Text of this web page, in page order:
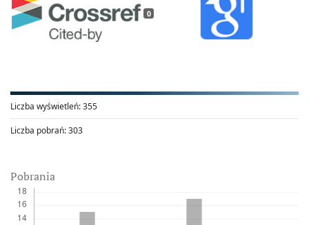
0
Liczba wyświetleń:355
Liczba pobrań:303
Pobrania